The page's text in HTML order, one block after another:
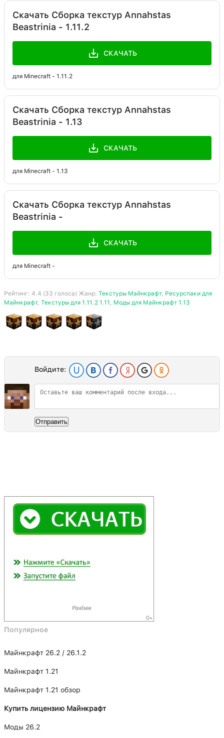
Скачать Сборка текстур Annahstas
Beastrinia - 1.11.2
СКАЧАТЬ
для Minecraft - 1.11.2
Скачать Сборка текстур Annahstas
Beastrinia - 1.13
СКАЧАТЬ
для Minecraft - 1.13
Скачать Сборка текстур Annahstas
Beastrinia -
СКАЧАТЬ
для Minecraft -
Рейтинг: 4.4 (33 голоса) Жанр: Текстуры Майнкрафт, Ресурспаки для
Майнкрафт, Текстуры для 1.11.2 1.11 , Моды для Майнкрафт 1.13
Войдите:
Отправить
Популярное
Майнкрафт 26.2 / 26.1.2
Майнкрафт 1.21
Майнкрафт 1.21 обзор
Купить лицензию Майнкрафт
Моды 26.2